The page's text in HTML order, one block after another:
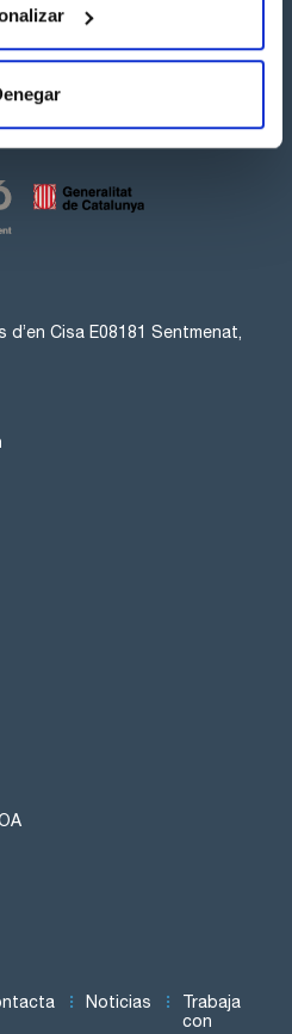
d’en Cisa E08181 Sentmenat,
Noticias
Trabaja
con